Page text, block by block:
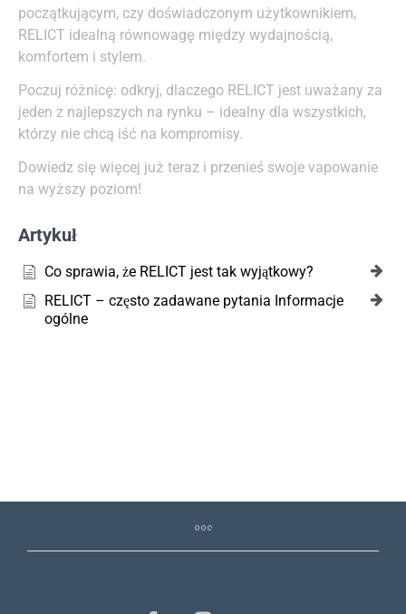
początkującym, czy doświadczonym użytkownikiem,
RELICT idealną równowagę między wydajnością,
komfortem i stylem.
Poczuj różnicę: odkryj, dlaczego RELICT jest uważany za
jeden z najlepszych na rynku – idealny dla wszystkich,
którzy nie chcą iść na kompromisy.
Dowiedz się więcej już teraz i przenieś swoje vapowanie
na wyższy poziom!
Artykuł
Co sprawia, że RELICT jest tak wyjątkowy?
RELICT – często zadawane pytania Informacje
ogólne